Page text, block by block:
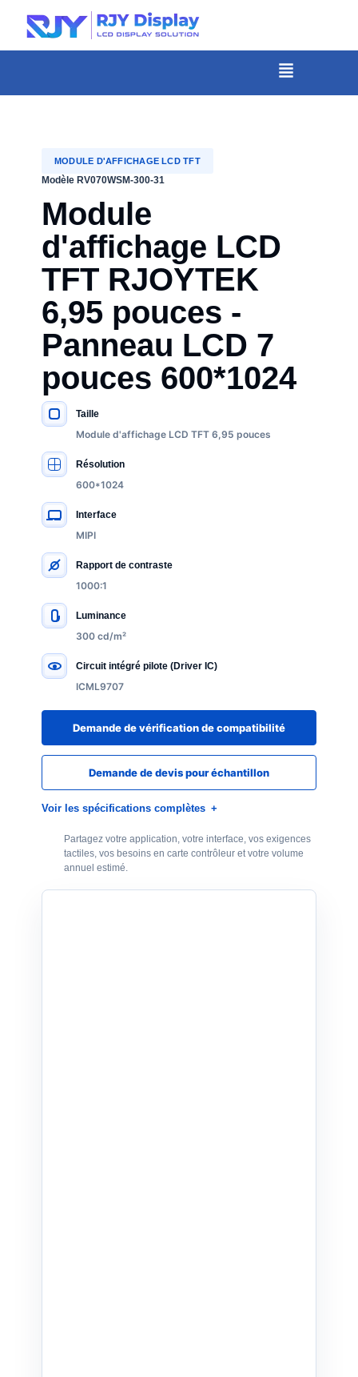
Hauteur
personnalisée
Menu
MODULE D'AFFICHAGE LCD TFT
Modèle RV070WSM-300-31
Module
d'affichage LCD
TFT RJOYTEK
6,95 pouces -
Panneau LCD 7
pouces 600*1024
SPÉCIFICATIONS CLÉS
Taille
Module d'affichage LCD TFT 6,95 pouces
Résolution
600*1024
Interface
MIPI
Rapport de contraste
1000:1
Luminance
300 cd/m²
Circuit intégré pilote (Driver IC)
ICML9707
Demande de vérification de compatibilité
Demande de devis pour échantillon
Voir les spécifications complètes
Partagez votre application, votre interface, vos exigences
tactiles, vos besoins en carte contrôleur et votre volume
annuel estimé.